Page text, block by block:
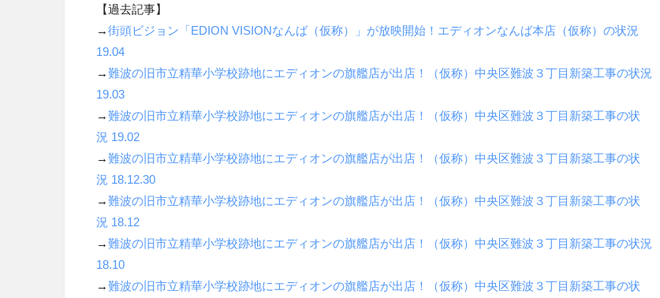
【過去記事】
→街頭ビジョン「 EDION VISIONなんば（仮称）」が放映開始！エディオンなんば本店（仮称）の状況
19.04
→難波の旧市立精華小学校跡地にエディオンの旗艦店が出店！（仮称）中央区難波３丁目新築工事の状況
19.03
→難波の旧市立精華小学校跡地にエディオンの旗艦店が出店！（仮称）中央区難波３丁目新築工事の状
況 19.02
→難波の旧市立精華小学校跡地にエディオンの旗艦店が出店！（仮称）中央区難波３丁目新築工事の状
況 18.12.30
→難波の旧市立精華小学校跡地にエディオンの旗艦店が出店！（仮称）中央区難波３丁目新築工事の状
況 18.12
→難波の旧市立精華小学校跡地にエディオンの旗艦店が出店！（仮称）中央区難波３丁目新築工事の状況
18.10
→難波の旧市立精華小学校跡地にエディオンの旗艦店が出店！（仮称）中央区難波３丁目新築工事の状